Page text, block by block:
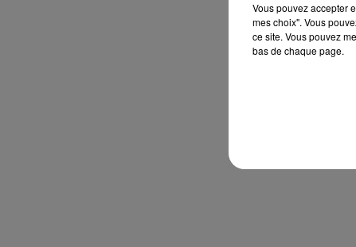
Vous pouvez accepter
mes choix". Vous
ce site. Vous pouvez
bas de chaque page.